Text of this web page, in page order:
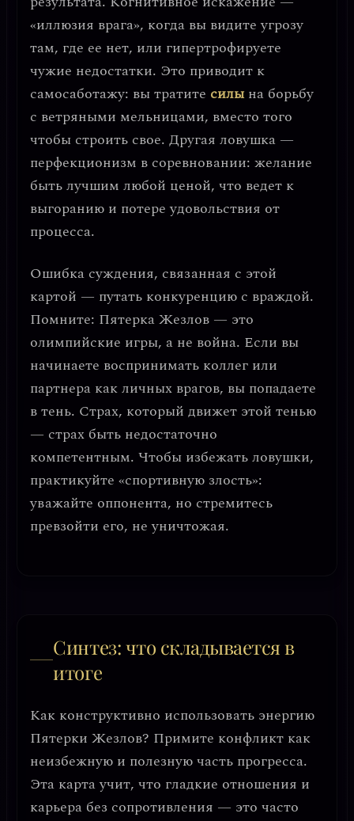
«иллюзия врага», когда вы видите угрозу
там, где ее нет, или гипертрофируете
чужие недостатки. Это приводит к
самосаботажу: вы тратите силына борьбу
с ветряными мельницами, вместо того
чтобы строить свое. Другая ловушка —
перфекционизм в соревновании: желание
быть лучшим любой ценой, что ведет к
выгоранию и потере удовольствия от
процесса.
Ошибка суждения, связанная с этой
картой — путать конкуренцию с враждой.
Помните: Пятерка Жезлов — это
олимпийские игры, а не война. Если вы
начинаете воспринимать коллег или
партнера как личных врагов, вы попадаете
в тень. Страх, который движет этой тенью
— страх быть недостаточно
компетентным. Чтобы избежать ловушки,
практикуйте «спортивную злость»:
уважайте оппонента, но стремитесь
превзойти его, не уничтожая.
Синтез: что складывается в
итоге
Как конструктивно использовать энергию
Пятерки Жезлов? Примите конфликт как
неизбежную и полезную часть прогресса.
Эта карта учит, что гладкие отношения и
карьера без сопротивления — это часто